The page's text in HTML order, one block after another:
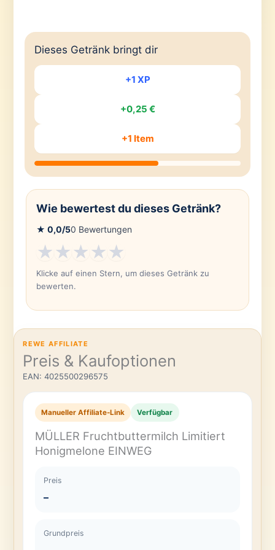
Dieses Getränk bringt dir
+1 XP
+0,25 €
+1 Item
Wie bewertest du dieses Getränk?
★ 0,0/50 Bewertungen
★★★★★
Klicke auf einen Stern, um dieses Getränk zu
bewerten.
REWE AFFILIATE
Preis & Kaufoptionen
EAN: 4025500296575
Manueller Affiliate-Link Verfügbar
MÜLLER Fruchtbuttermilch Limitiert
Honigmelone EINWEG
Preis
–
Grundpreis